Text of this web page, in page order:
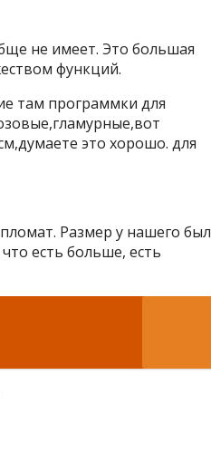
не имеет. Это большая
функций.
там программки для
это хорошо. для
Размер у нашего был
есть больше, есть